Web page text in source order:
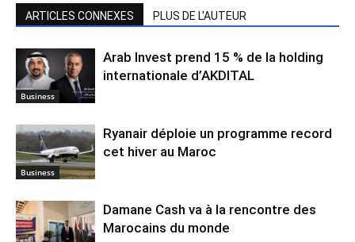
ARTICLES CONNEXES PLUS DE L'AUTEUR
Business
Arab Invest prend 15 % de la holding
internationale d’AKDITAL
Business
Ryanair déploie un programme record
cet hiver au Maroc
Damane Cash va à la rencontre des
Marocains du monde